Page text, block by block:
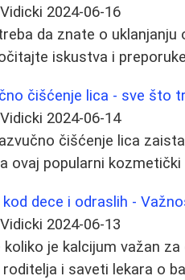
2024-06-16
da znate o
iskustva i
čišćenje lica - sve što
2024-06-14
čišćenje lica
ovaj popularni
kod dece i odraslih -
2024-06-13
koliko je kalcijum važan
i saveti lekara o